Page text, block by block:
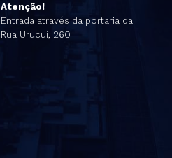
Atenção!
Entrada através da portaria da
Rua Urucuí, 260